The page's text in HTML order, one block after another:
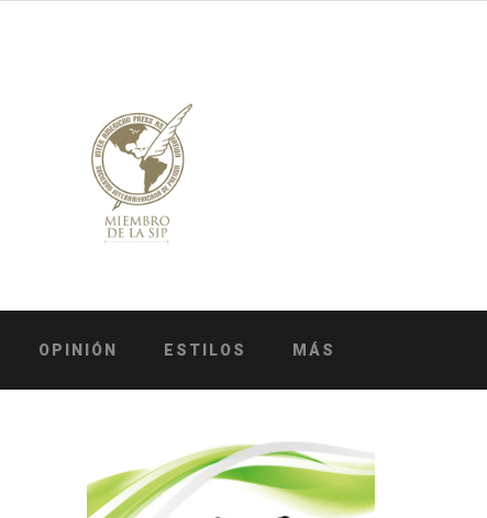
OPINIÓN ESTILOS MÁS